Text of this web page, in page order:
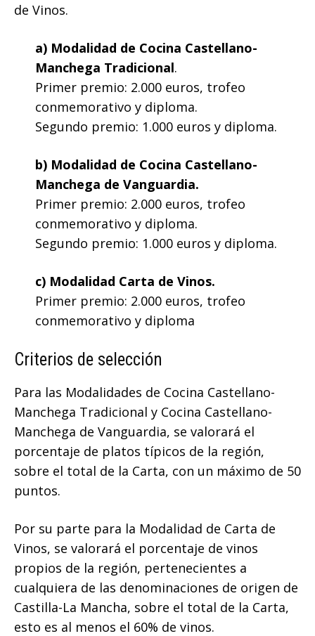
de Vinos.
a) Modalidad de Cocina Castellano-
Manchega Tradicional.
Primer premio: 2.000 euros, trofeo
conmemorativo y diploma.
Segundo premio: 1.000 euros y diploma.
b) Modalidad de Cocina Castellano-
Manchega de Vanguardia.
Primer premio: 2.000 euros, trofeo
conmemorativo y diploma.
Segundo premio: 1.000 euros y diploma.
c) Modalidad Carta de Vinos.
Primer premio: 2.000 euros, trofeo
conmemorativo y diploma
Criterios de selección
Para las Modalidades de Cocina Castellano-
Manchega Tradicional y Cocina Castellano-
Manchega de Vanguardia, se valorará el
porcentaje de platos típicos de la región,
sobre el total de la Carta, con un máximo de 50
puntos.
Por su parte para la Modalidad de Carta de
Vinos, se valorará el porcentaje de vinos
propios de la región, pertenecientes a
cualquiera de las denominaciones de origen de
Castilla-La Mancha, sobre el total de la Carta,
esto es al menos el 60% de vinos.